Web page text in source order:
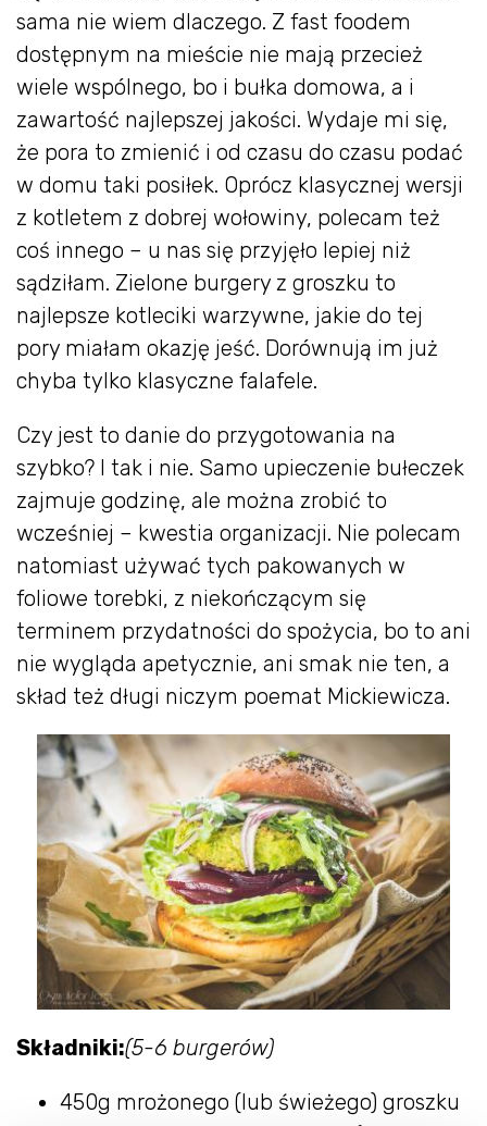
sama nie wiem dlaczego. Z fast foodem
dostępnym na mieście nie mają przecież
wiele wspólnego, bo i bułka domowa, a i
zawartość najlepszej jakości. Wydaje mi się,
że pora to zmienić i od czasu do czasu podać
w domu taki posiłek. Oprócz klasycznej wersji
z kotletem z dobrej wołowiny, polecam też
coś innego – u nas się przyjęło lepiej niż
sądziłam. Zielone burgery z groszku to
najlepsze kotleciki warzywne, jakie do tej
pory miałam okazję jeść. Dorównują im już
chyba tylko klasyczne falafele.
Czy jest to danie do przygotowania na
szybko? I tak i nie. Samo upieczenie bułeczek
zajmuje godzinę, ale można zrobić to
wcześniej – kwestia organizacji. Nie polecam
natomiast używać tych pakowanych w
foliowe torebki, z niekończącym się
terminem przydatności do spożycia, bo to ani
nie wygląda apetycznie, ani smak nie ten, a
skład też długi niczym poemat Mickiewicza.
Składniki:(5-6 burgerów)
450g mrożonego (lub świeżego) groszku